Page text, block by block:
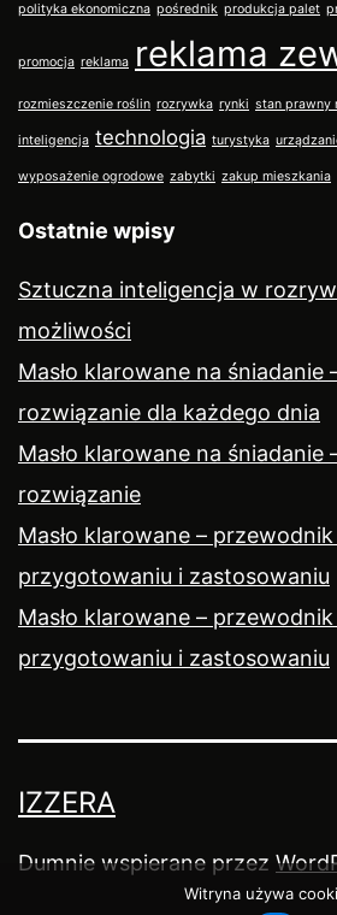
polityka ekonomiczna pośrednik produkcja palet
promocja reklama reklama
rozmieszczenie roślin rozrywka rynki stan prawny
inteligencja technologia turystyka
wyposażenie ogrodowe zabytki zakup mieszkania
Ostatnie wpisy
Sztuczna inteligencja w
możliwości
Masło klarowane na śniadanie
rozwiązanie dla każdego dnia
Masło klarowane na śniadanie
rozwiązanie
Masło klarowane –
przygotowaniu i zastosowaniu
Masło klarowane –
przygotowaniu i zastosowaniu
IZZERA
Dumnie wspierane przez
Witryna używa